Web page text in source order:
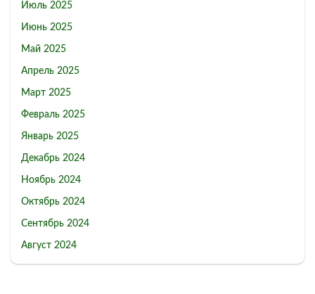
Июль 2025
Июнь 2025
Май 2025
Апрель 2025
Март 2025
Февраль 2025
Январь 2025
Декабрь 2024
Ноябрь 2024
Октябрь 2024
Сентябрь 2024
Август 2024